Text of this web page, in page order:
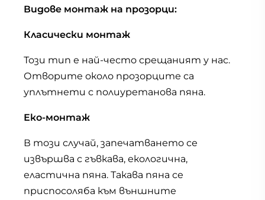
Видове монтаж на прозорци:
Класически монтаж
Този тип е най-често срещаният у нас.
Отворите около прозорците са
уплътнети с полиуретанова пяна.
Еко-монтаж
В този случай, запечатването се
извършва с гъвкава, екологична,
еластична пяна. Такава пяна се
приспосоляба към външните